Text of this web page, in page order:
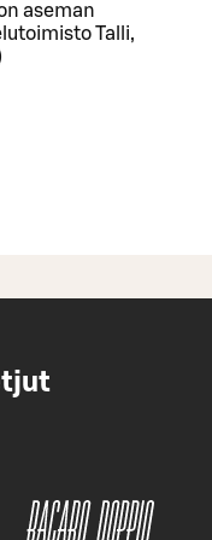
aseman
Talli,